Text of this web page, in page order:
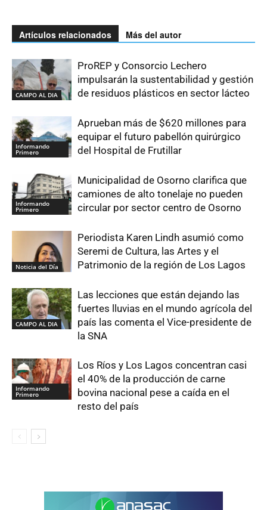
Artículos relacionados Más del autor
CAMPO AL DIA
ProREP y Consorcio Lechero
impulsarán la sustentabilidad y gestión
de residuos plásticos en sector lácteo
Informando
Primero
Aprueban más de $620 millones para
equipar el futuro pabellón quirúrgico
del Hospital de Frutillar
Informando
Primero
Municipalidad de Osorno clarifica que
camiones de alto tonelaje no pueden
circular por sector centro de Osorno
Noticia del Día
Periodista Karen Lindh asumió como
Seremi de Cultura, las Artes y el
Patrimonio de la región de Los Lagos
CAMPO AL DIA
Las lecciones que están dejando las
fuertes lluvias en el mundo agrícola del
país las comenta el Vice-presidente de
la SNA
Informando
Primero
Los Ríos y Los Lagos concentran casi
el 40% de la producción de carne
bovina nacional pese a caída en el
resto del país